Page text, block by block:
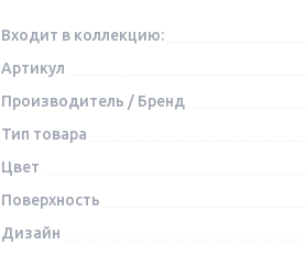
Входит в коллекцию:
Артикул
Производитель / Бренд
Тип товара
Цвет
Поверхность
Дизайн